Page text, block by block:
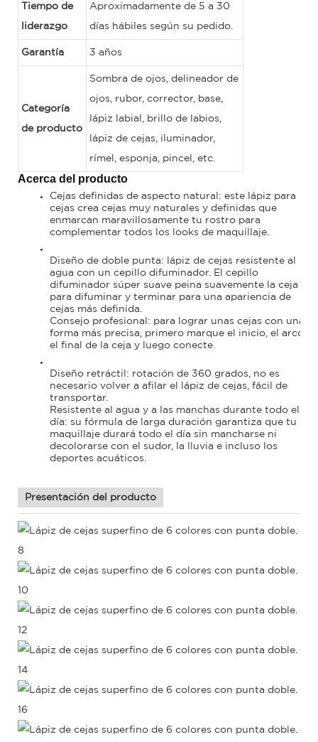
Tiempo de
liderazgo
Aproximadamente de 5 a 30
días hábiles según su pedido.
Garantía 3 años
Categoría
de producto
Sombra de ojos, delineador de
ojos, rubor, corrector, base,
lápiz labial, brillo de labios,
lápiz de cejas, iluminador,
rímel, esponja, pincel, etc.
Acerca del producto
Cejas definidas de aspecto natural: este lápiz para
cejas crea cejas muy naturales y definidas que
enmarcan maravillosamente tu rostro para
complementar todos los looks de maquillaje.
Diseño de doble punta: lápiz de cejas resistente al
agua con un cepillo difuminador. El cepillo
difuminador súper suave peina suavemente la ceja
para difuminar y terminar para una apariencia de
cejas más definida.
Consejo profesional: para lograr unas cejas con una
forma más precisa, primero marque el inicio, el arco y
el final de la ceja y luego conecte.
Diseño retráctil: rotación de 360 ​​grados, no es
necesario volver a afilar el lápiz de cejas, fácil de
transportar.
Resistente al agua y a las manchas durante todo el
día: su fórmula de larga duración garantiza que tu
maquillaje durará todo el día sin mancharse ni
decolorarse con el sudor, la lluvia e incluso los
deportes acuáticos.
Presentación del producto